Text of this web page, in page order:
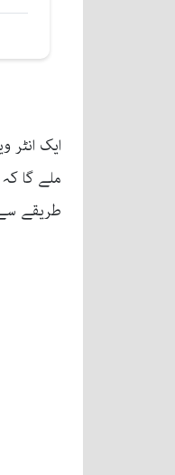
ایک انٹر
ملے گا
طریقے سے